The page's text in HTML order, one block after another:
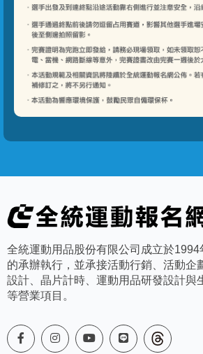
全統運動用品股份有限公司成立於
的承辦執行，並承接活動行銷、活動企
設計、晶片計時、運動用品研發設計與
等營業項目。